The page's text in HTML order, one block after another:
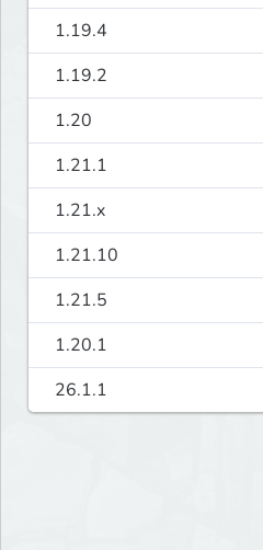
1.19.4
1.19.2
1.20
1.21.1
1.21.x
1.21.10
1.21.5
1.20.1
26.1.1